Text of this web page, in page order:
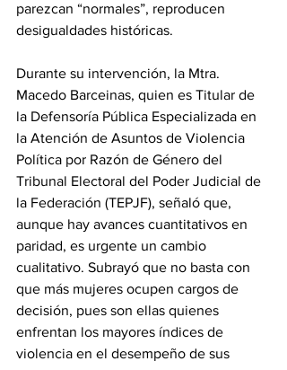
parezcan “normales”, reproducen
desigualdades históricas.
Durante su intervención, la Mtra.
Macedo Barceinas, quien es Titular de
la Defensoría Pública Especializada en
la Atención de Asuntos de Violencia
Política por Razón de Género del
Tribunal Electoral del Poder Judicial de
la Federación (TEPJF), señaló que,
aunque hay avances cuantitativos en
paridad, es urgente un cambio
cualitativo. Subrayó que no basta con
que más mujeres ocupen cargos de
decisión, pues son ellas quienes
enfrentan los mayores índices de
violencia en el desempeño de sus